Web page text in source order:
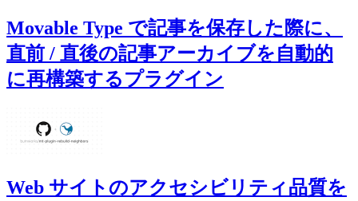
Movable Type で記事を保存した際に、
直前 / 直後の記事アーカイブを自動的
に再構築するプラグイン
Web サイトのアクセシビリティ品質を